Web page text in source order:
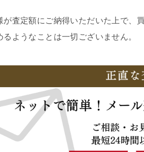
が査定額にご納得いただいた上で、
るようなことは一切ございません。